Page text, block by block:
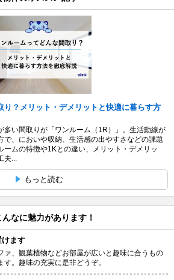
り？メリット・デメリットと快適に暮らす方
多い間取りが「ワンルーム（1R）」。生活動線が
で、においや収納、生活感の出やすさなどの課題
ームの特徴や1Kとの違い、メリット・デメリッ
...
もっと読む
なに魅力があります！
けます
ァ、観葉植物などお部屋が広いと趣味に合うもの
。趣味の充実に是非どうぞ。